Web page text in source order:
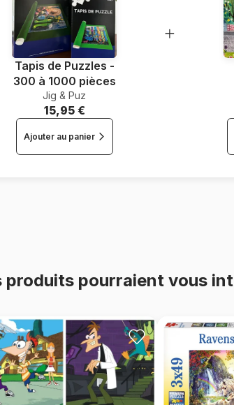
Tapis de Puzzles -
300 à 1000 pièces
Jig & Puz
15,95 €
Ajouter au panier
produits pourraient vous